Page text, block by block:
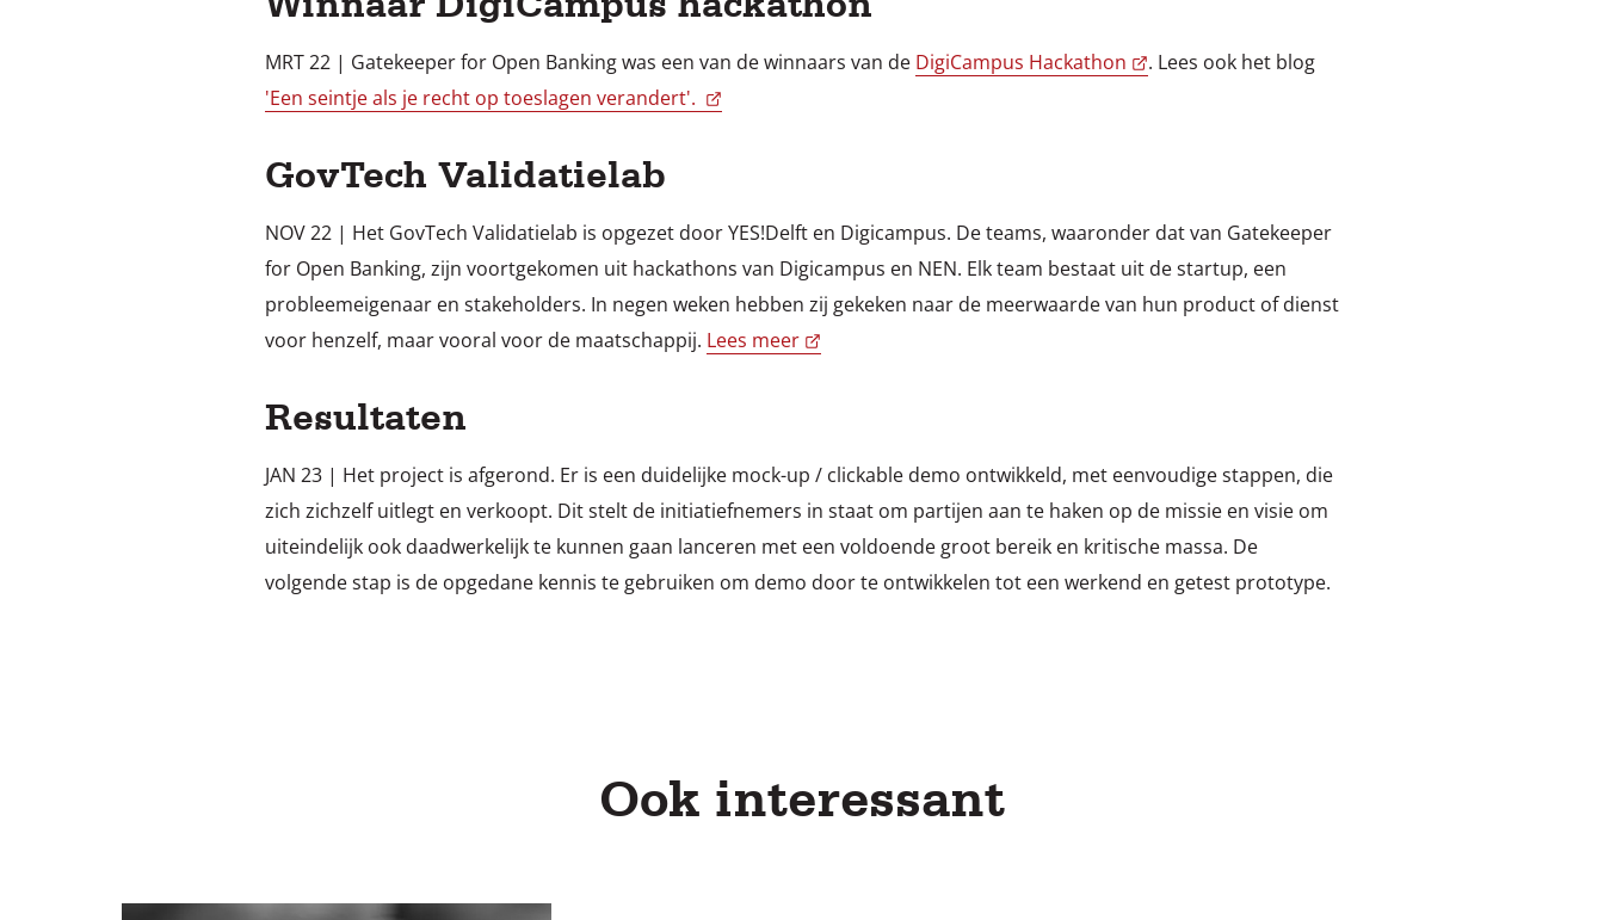
MRT 22 | Gatekeeper for Open Banking was een van de winnaars van de DigiCampus Hackathon
. Lees ook het blog
'Een seintje als je recht op toeslagen verandert'.
GovTech Validatielab
NOV 22 | Het GovTech Validatielab is opgezet door YES!Delft en Digicampus. De teams, waaronder dat van Gatekeeper
for Open Banking, zijn voortgekomen uit hackathons van Digicampus en NEN. Elk team bestaat uit de startup, een
probleemeigenaar en stakeholders. In negen weken hebben zij gekeken naar de meerwaarde van hun product of dienst
voor henzelf, maar vooral voor de maatschappij. Lees meer
Resultaten
JAN 23 | Het project is afgerond. Er is een duidelijke mock-up / clickable demo ontwikkeld, met eenvoudige stappen, die
zich zichzelf uitlegt en verkoopt. Dit stelt de initiatiefnemers in staat om partijen aan te haken op de missie en visie om
uiteindelijk ook daadwerkelijk te kunnen gaan lanceren met een voldoende groot bereik en kritische massa. De
volgende stap is de opgedane kennis te gebruiken om demo door te ontwikkelen tot een werkend en getest prototype.
Ook interessant